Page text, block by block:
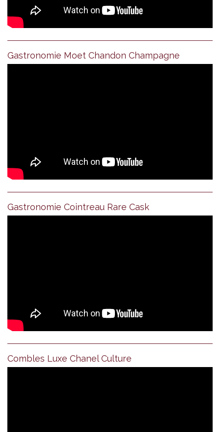
Gastronomie Moet Chandon Champagne
Gastronomie Cointreau Rare Cask
Combles Luxe Chanel Culture